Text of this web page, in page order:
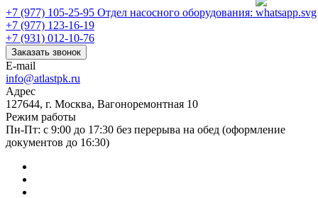
+7 (977) 105-25-95 Отдел насосного оборудования:
+7 (977) 123-16-19
+7 (931) 012-10-76
Заказать звонок
E-mail
info@atlastpk.ru
Адрес
127644, г. Москва, Вагоноремонтная 10
Режим работы
Пн-Пт: с 9:00 до 17:30 без перерыва на обед (оформление
документов до 16:30)